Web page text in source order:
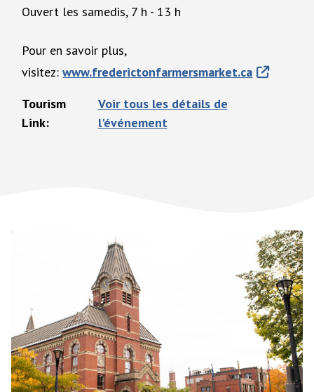
Ouvert les samedis, 7 h - 13 h
Pour en savoir plus,
visitez:www.frederictonfarmersmarket.ca
Tourism
Link
Voir tous les détails de
l'événement